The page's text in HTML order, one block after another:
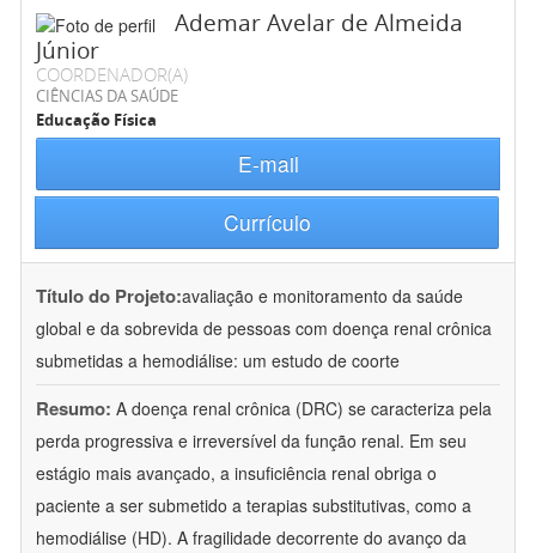
Ademar Avelar de Almeida
Júnior
COORDENADOR(A)
CIÊNCIAS DA SAÚDE
Educação Física
E-mail
Currículo
Título do Projeto:avaliação e monitoramento da saúde
global e da sobrevida de pessoas com doença renal crônica
submetidas a hemodiálise: um estudo de coorte
Resumo: A doença renal crônica (DRC) se caracteriza pela
perda progressiva e irreversível da função renal. Em seu
estágio mais avançado, a insuficiência renal obriga o
paciente a ser submetido a terapias substitutivas, como a
hemodiálise (HD). A fragilidade decorrente do avanço da